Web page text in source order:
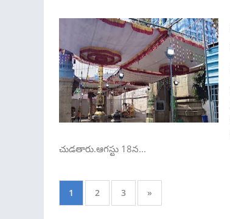
చుడతారు.ఆగస్టు 18న...
1 2 3 »